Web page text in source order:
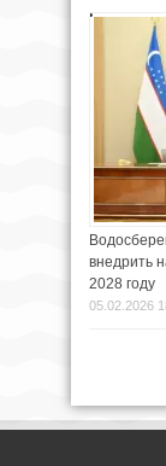
внедрить
2028 году
05.02.2026